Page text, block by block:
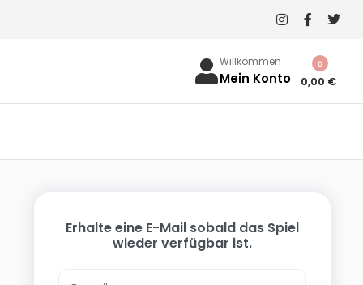
Willkommen
Mein Konto 0,00 €
0
Erhalte eine E-Mail sobald das Spiel
wieder verfügbar ist.